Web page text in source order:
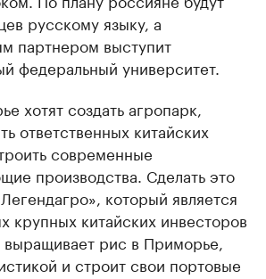
русскому языку, а
партнером выступит
федеральный университет.
хотят создать агропарк,
ответственных китайских
современные
производства. Сделать это
который является
крупных китайских инвесторов
рис в Приморье,
и строит свои портовые